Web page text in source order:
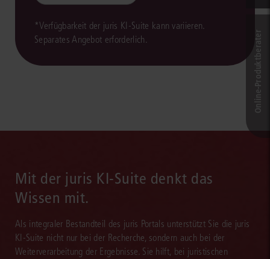
*Verfügbarkeit der juris KI-Suite kann variieren.
Separates Angebot erforderlich.
Mit der juris KI-Suite denkt das
Wissen mit.
Als integraler Bestandteil des juris Portals unterstützt Sie die juris
KI-Suite nicht nur bei der Recherche, sondern auch bei der
Weiterverarbeitung der Ergebnisse. Sie hilft, bei juristischen
Online-Produkt­berater